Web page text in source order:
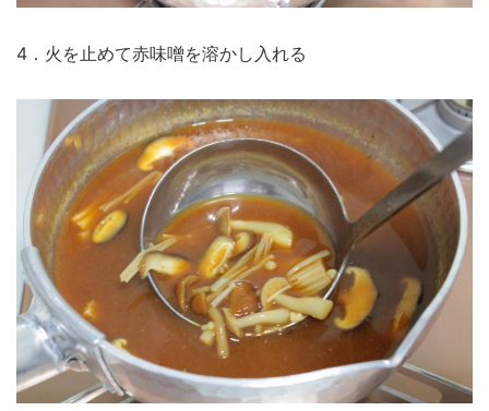
4．火を止めて赤味噌を溶かし入れる